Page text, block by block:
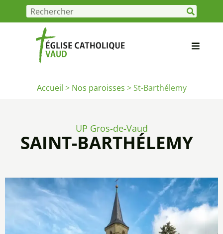
Accueil > Nos paroisses >St-Barthélemy
UP Gros-de-Vaud
SAINT-BARTHÉLEMY